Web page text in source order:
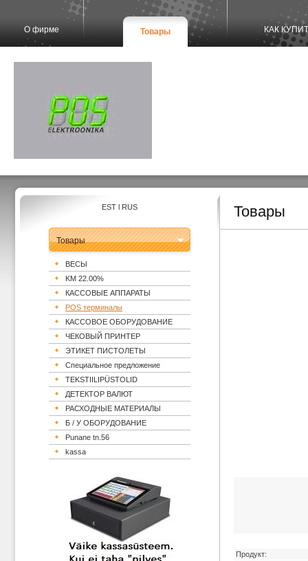
О фирме Товары КАК
EST l RUS
Товары
ВЕСЫ
KM 22.00%
КАССОВЫЕ АППАРАТЫ
POS терминалы
КАССОВОЕ ОБОРУДОВАНИЕ
ЧЕКОВЫЙ ПРИНТЕР
ЭТИКЕТ ПИСТОЛЕТЫ
Специальное предложение
TEKSTIILIPÜSTOLID
ДЕТЕКТОP ВАЛЮТ
РАСХОДНЫЕ МАТЕРИАЛЫ
Б / У ОБОРУДОВАНИЕ
Punane tn.56
kassa
Товары
Продукт: